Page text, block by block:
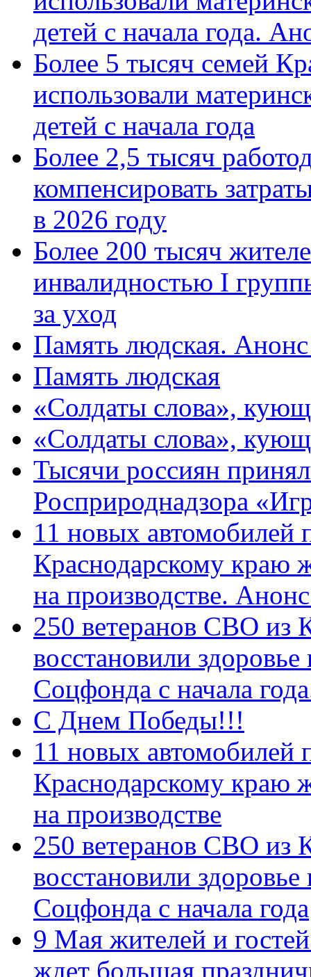
детей с начала года.
Более 5 тысяч семей
использовали
детей с начала года
Более 2,5 тысяч
компенсировать
в 2026 году
Более 200 тысяч
инвалидностью I
за уход
Память людская.
Память людская
«Солдаты слова»,
«Солдаты слова»,
Тысячи россиян
Росприроднадзора
11 новых автомобилей
Краснодарскому краю
на производстве.
250 ветеранов СВО из
восстановили
Соцфонда с начала
С Днем Победы!!!
11 новых автомобилей
Краснодарскому краю
на производстве
250 ветеранов СВО из
восстановили
Соцфонда с начала года
9 Мая жителей и
ждет большая